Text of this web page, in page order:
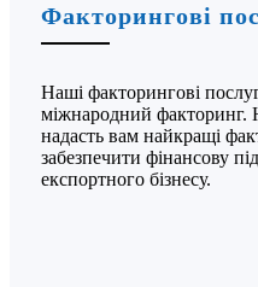
Факторингові
Наші факторингові
міжнародний факторинг.
надасть вам найкращі
забезпечити фінансову
експортного бізнесу.